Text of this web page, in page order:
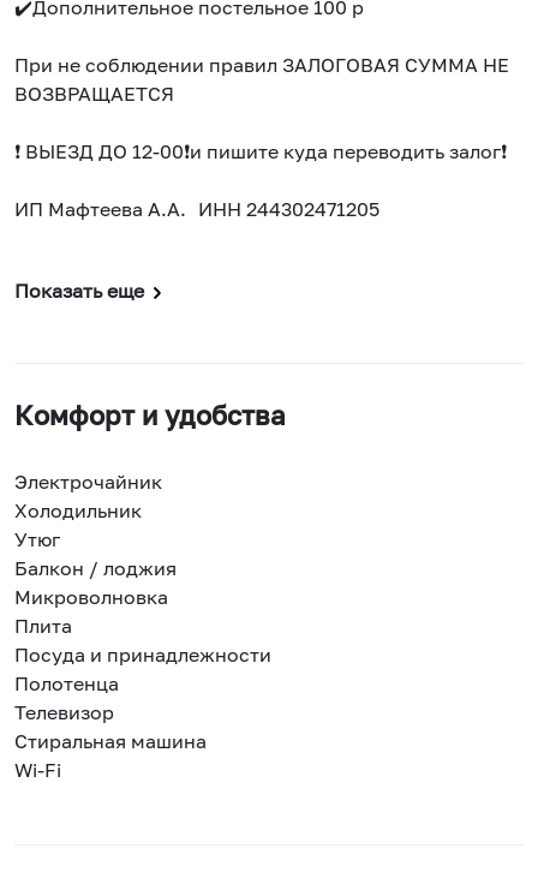
✔️Дополнительное постельное 100 р
При не соблюдении правил ЗАЛОГОВАЯ СУММА НЕ
ВОЗВРАЩАЕТСЯ
❗ ВЫЕЗД ДО 12-00❗и пишите куда переводить залог❗️
ИП Мафтеева А.А. ИНН 244302471205
Показать еще
Комфорт и удобства
Электрочайник
Холодильник
Утюг
Балкон / лоджия
Микроволновка
Плита
Посуда и принадлежности
Полотенца
Телевизор
Стиральная машина
Wi-Fi